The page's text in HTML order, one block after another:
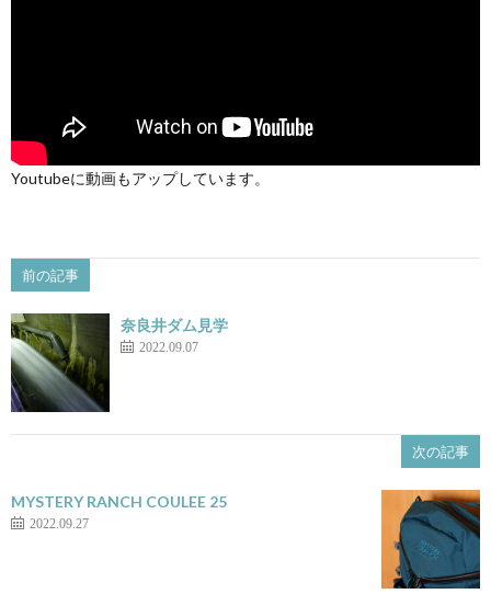
Youtubeに動画もアップしています。
前の記事
奈良井ダム見学
2022.09.07
次の記事
MYSTERY RANCH COULEE 25
2022.09.27